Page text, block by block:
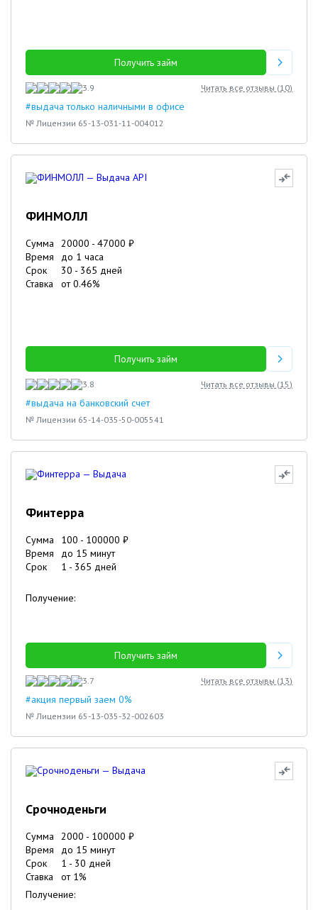
Получить займ
3.9 Читать все отзывы (10)
#выдача только наличными в офисе
№ Лицензии 65-13-031-11-004012
ФИНМОЛЛ
Сумма 20000 - 47000 ₽
Время
до 1 часа
Срок
30 - 365 дней
Ставка
от0.46%
Получить займ
3.8 Читать все отзывы (15)
#выдача на банковский счет
№ Лицензии 65-14-035-50-005541
Финтерра
Сумма 100 - 100000 ₽
Время
до 15 минут
Срок
1 - 365 дней
Получение:
Получить займ
3.7 Читать все отзывы (13)
#акция первый заем 0%
№ Лицензии 65-13-035-32-002603
Срочноденьги
Сумма 2000 - 100000 ₽
Время
до 15 минут
Срок
1 - 30 дней
Ставка
от 1%
Получение: